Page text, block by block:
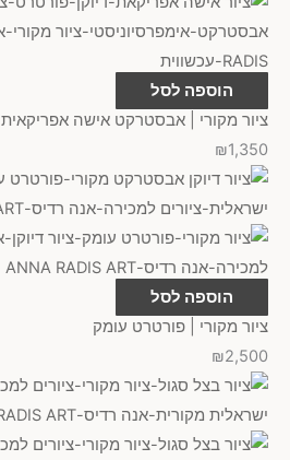
הוספה לסל
ציור מקורי | אבסטרקט אישה אפריקאית
₪1,350
הוספה לסל
ציור מקורי | פורטרט עומק
₪2,500